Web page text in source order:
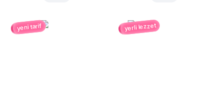
yeni tarif yerli lezzet